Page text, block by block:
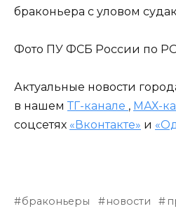
браконьера с уловом
Фото ПУ ФСБ России по
Актуальные новости
в нашем ТГ-канале , МАХ-
соцсетях «Вконтакте» и
браконьеры новости